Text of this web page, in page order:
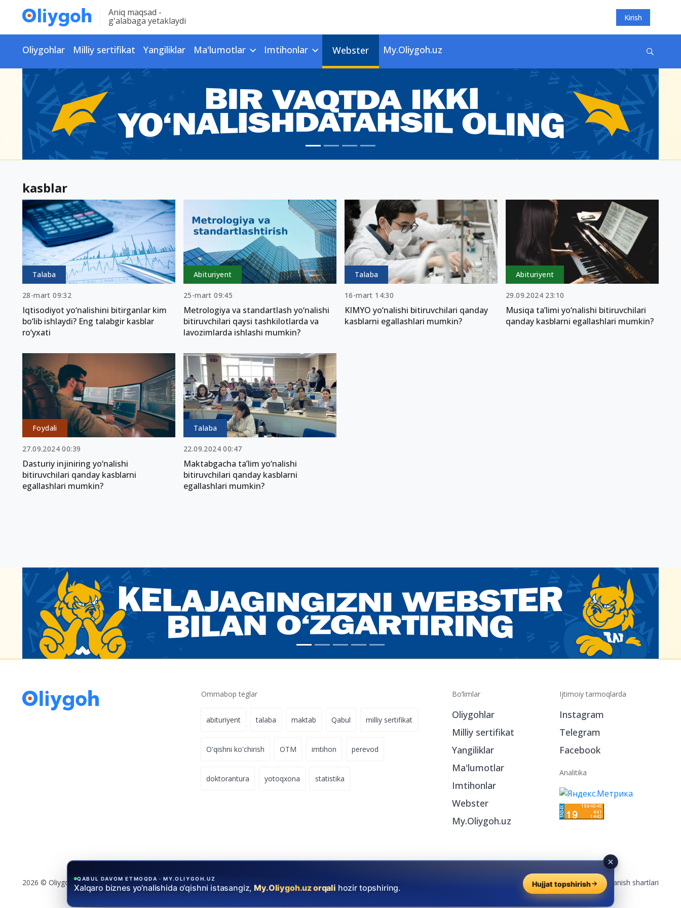
Aniq maqsad -
g'alabaga yetaklaydi Kirish
Oliygohlar Milliy sertifikat Yangiliklar Ma'lumotlar Imtihonlar Webster My.Oliygoh.uz
kasblar
Talaba
28-mart 09:32
Iqtisodiyot yo‘nalishini bitirganlar kim
bo‘lib ishlaydi? Eng talabgir kasblar
ro‘yxati
Abituriyent
25-mart 09:45
Metrologiya va standartlash yo‘nalishi
bitiruvchilari qaysi tashkilotlarda va
lavozimlarda ishlashi mumkin?
Talaba
16-mart 14:30
KIMYO yo‘nalishi bitiruvchilari qanday
kasblarni egallashlari mumkin?
Abituriyent
29.09.2024 23:10
Musiqa ta’limi yo‘nalishi bitiruvchilari
qanday kasblarni egallashlari mumkin?
Foydali
27.09.2024 00:39
Dasturiy injiniring yo‘nalishi
bitiruvchilari qanday kasblarni
egallashlari mumkin?
Talaba
22.09.2024 00:47
Maktabgacha ta’lim yo‘nalishi
bitiruvchilari qanday kasblarni
egallashlari mumkin?
Ommabop teglar
abituriyent talaba maktab Qabul milliy sertifikat
O'qishni ko'chirish OTM imtihon perevod
doktorantura yotoqxona statistika
Bo‘limlar
Oliygohlar
Milliy sertifikat
Yangiliklar
Ma'lumotlar
Imtihonlar
Webster
My.Oliygoh.uz
Ijtimoiy tarmoqlarda
Instagram
Telegram
Facebook
Analitika
2026 © Oliygoh.uz, Barcha huquqlar himoyalangan Reklama/Foydalanish shartlari
QABUL DAVOM ETMOQDA · MY.OLIYGOH.UZ
Grant va stipendiya asosidanufuzli universitetlardao‘qish imkoniyatini qo‘ldan boy bermang. Hujjat topshirish